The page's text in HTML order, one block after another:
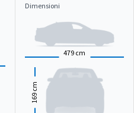
Dimensioni
479 cm
169
cm